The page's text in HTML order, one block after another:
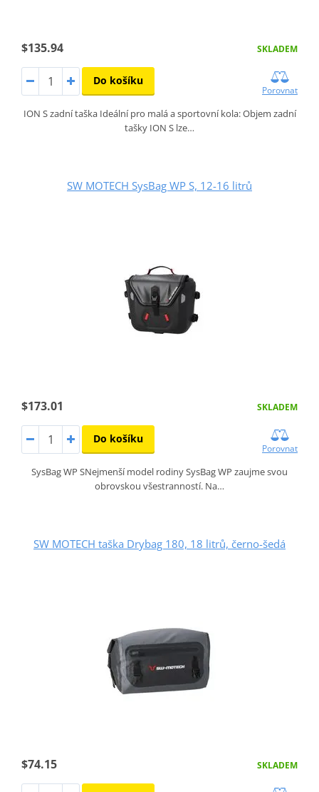
$135.94 SKLADEM
Do košíku
Porovnat
ION S zadní taška Ideální pro malá a sportovní kola: Objem zadní
tašky ION S lze…
SW MOTECH SysBag WP S, 12-16 litrů
$173.01 SKLADEM
Do košíku
Porovnat
SysBag WP SNejmenší model rodiny SysBag WP zaujme svou
obrovskou všestranností. Na…
SW MOTECH taška Drybag 180, 18 litrů, černo-šedá
$74.15 SKLADEM